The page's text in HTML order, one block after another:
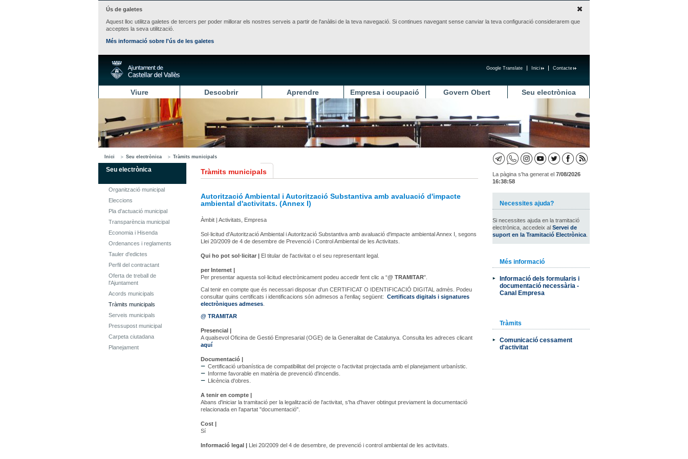
Ús de galetes
Aquest lloc utilitza galetes de tercers per poder millorar els nostres serveis a partir de l'anàlisi de la teva navegació. Si continues navegant sense canviar la teva configuració considerarem que
acceptes la seva utilització.
Més informació sobre l'ús de les galetes
Contacte
Inici
Google Translate
Viure Descobrir Aprendre Empresa i ocupació Govern Obert Seu electrònica
Inici Seu electrònica Tràmits municipals
Seu electrònica
Organització municipal
Eleccions
Pla d'actuació municipal
Transparència municipal
Economia i Hisenda
Ordenances i reglaments
Tauler d'edictes
Perfil del contractant
Oferta de treball de
l'Ajuntament
Acords municipals
Tràmits municipals
Serveis municipals
Pressupost municipal
Carpeta ciutadana
Planejament
Tràmits municipals La pàgina s'ha generat el 7/08/2026
16:38:58
Autorització Ambiental i Autorització Substantiva amb avaluació d'impacte
ambiental d'activitats. (Annex I)
Àmbit | Activitats, Empresa
Sol·licitud d'Autorització Ambiental i Autorització Substantiva amb avaluació d'impacte ambiental Annex I, segons
Llei 20/2009 de 4 de desembre de Prevenció i Control Ambiental de les Activitats.
Qui ho pot sol·licitar | El titular de l'activitat o el seu representant legal.
per Internet |
Per presentar aquesta sol·licitud electrònicament podeu accedir fent clic a “@ TRAMITAR".
Cal tenir en compte que és necessari disposar d'un CERTIFICAT O IDENTIFICACIÓ DIGITAL admès. Podeu
consultar quins certificats i identificacions són admesos a l'enllaç següent: Certificats digitals i signatures
electròniques admeses
@ TRAMITAR
Presencial |
A qualsevol Oficina de Gestió Empresarial (OGE) de la Generalitat de Catalunya. Consulta les adreces clicant
aquí
Documentació |
Certificació urbanística de compatibilitat del projecte o l'activitat projectada amb el planejament urbanístic.
Informe favorable en matèria de prevenció d'incendis.
Llicència d'obres.
A tenir en compte |
Abans d'iniciar la tramitació per la legalització de l'activitat, s'ha d'haver obtingut previament la documentació
relacionada en l'apartat "documentació".
Cost |
Sí
Informació legal | Llei 20/2009 del 4 de desembre, de prevenció i control ambiental de les activitats.
Necessites ajuda?
Si necessites ajuda en la tramitació
electrònica, accedeix al Servei de
suport en la Tramitació Electrònica
Més informació
Informació dels formularis i
documentació necessària -
Canal Empresa
Tràmits
Comunicació cessament
d'activitat